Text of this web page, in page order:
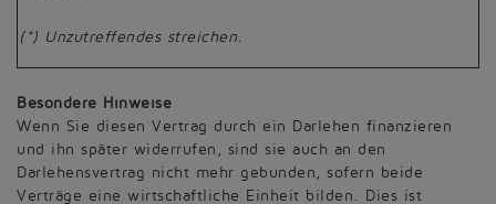
(*) Unzutreffendes streichen.
Besondere Hinweise
Wenn Sie diesen Vertrag durch ein Darlehen finanzieren
und ihn später widerrufen, sind sie auch an den
Darlehensvertrag nicht mehr gebunden, sofern beide
Verträge eine wirtschaftliche Einheit bilden. Dies ist